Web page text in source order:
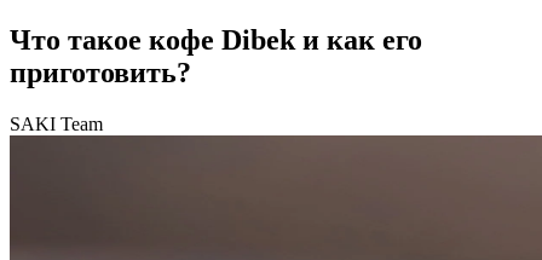
Что такое кофе Dibek и как его
приготовить?
SAKI Team